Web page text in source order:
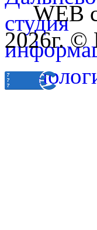
WEB
2026г. ©